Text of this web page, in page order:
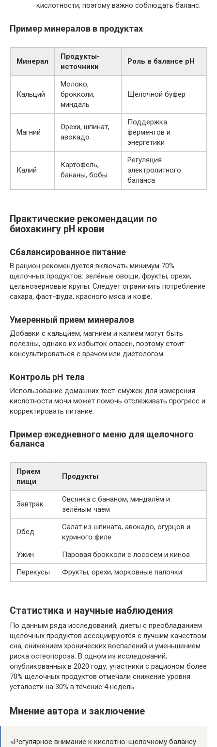
кислотности, поэтому важно соблюдать баланс.
Пример минералов в продуктах
Минерал
Продукты-
источники
Роль в балансе pH
Кальций
Молоко,
брокколи,
миндаль
Щелочной буфер
Магний
Орехи, шпинат,
авокадо
Поддержка
ферментов и
энергетики
Калий
Картофель,
бананы, бобы
Регуляция
электролитного
баланса
Практические рекомендации по
биохакингу pH крови
Сбалансированное питание
В рацион рекомендуется включать минимум 70%
щелочных продуктов: зелёные овощи, фрукты, орехи,
цельнозерновые крупы. Следует ограничить потребление
сахара, фаст-фуда, красного мяса и кофе.
Умеренный прием минералов
Добавки с кальцием, магнием и калием могут быть
полезны, однако их избыток опасен, поэтому стоит
консультироваться с врачом или диетологом.
Контроль pH тела
Использование домашних тест-смужек для измерения
кислотности мочи может помочь отслеживать прогресс и
корректировать питание.
Пример ежедневного меню для щелочного
баланса
Прием
пищи
Продукты
Завтрак
Овсянка с бананом, миндалём и
зелёным чаем
Обед
Салат из шпината, авокадо, огурцов и
куриного филе
Ужин
Паровая брокколи с лососем и киноа
Перекусы
Фрукты, орехи, морковные палочки
Статистика и научные наблюдения
По данным ряда исследований, диеты с преобладанием
щелочных продуктов ассоциируются с лучшим качеством
сна, снижением хронических воспалений и уменьшением
риска остеопороза. В одном из исследований,
опубликованных в 2020 году, участники с рационом более
70% щелочных продуктов отмечали снижение уровня
усталости на 30% в течение 4 недель.
Мнение автора и заключение
«Регулярное внимание к кислотно-щелочному балансу